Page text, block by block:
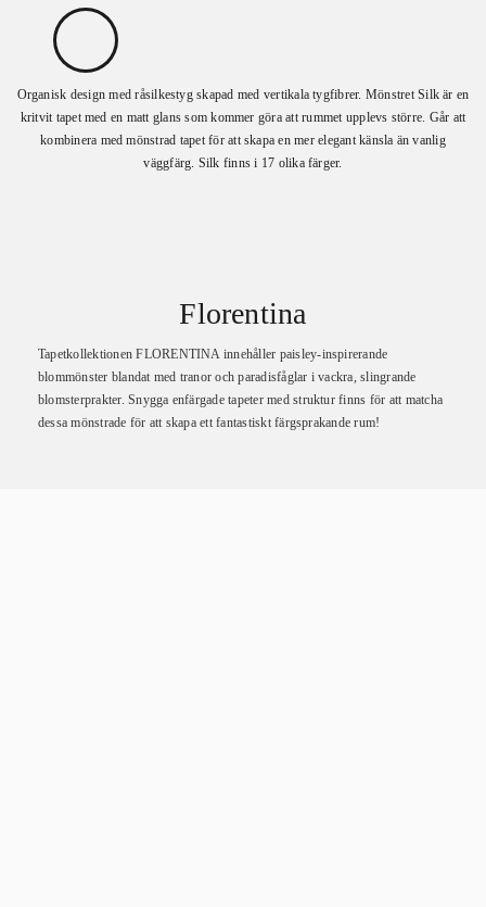
Organisk design med råsilkestyg skapad med vertikala tygfibrer. Mönstret Silk är en
kritvit tapet med en matt glans som kommer göra att rummet upplevs större. Går att
kombinera med mönstrad tapet för att skapa en mer elegant känsla än vanlig
väggfärg. Silk finns i 17 olika färger.
Florentina
Tapetkollektionen FLORENTINA innehåller paisley-inspirerande
blommönster blandat med tranor och paradisfåglar i vackra, slingrande
blomsterprakter. Snygga enfärgade tapeter med struktur finns för att matcha
dessa mönstrade för att skapa ett fantastiskt färgsprakande rum!